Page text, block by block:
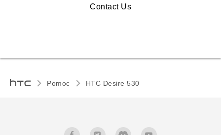
Contact Us
Pomoc HTC Desire 530‎